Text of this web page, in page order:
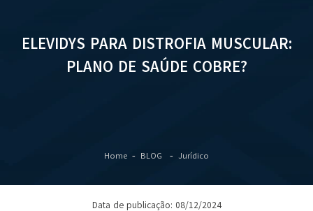
ELEVIDYS PARA DISTROFIA MUSCULAR:
PLANO DE SAÚDE COBRE?
Home BLOG Jurídico
Data de publicação: 08/12/2024